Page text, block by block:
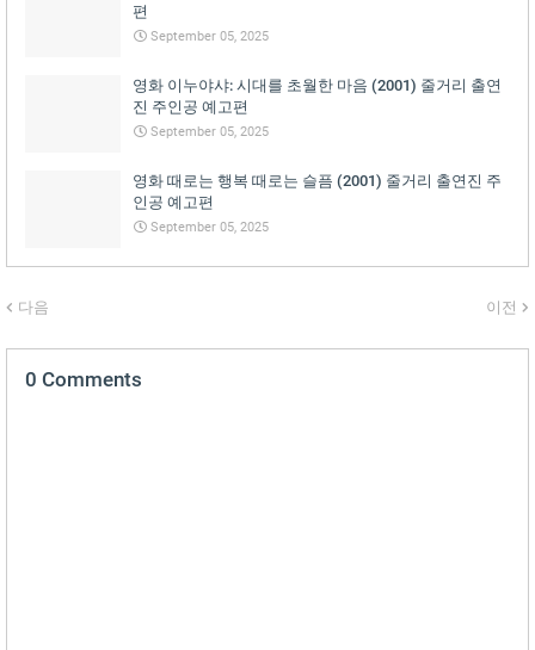
편
September 05, 2025
영화 이누야샤: 시대를 초월한 마음 (2001) 줄거리 출연
진 주인공 예고편
September 05, 2025
영화 때로는 행복 때로는 슬픔 (2001) 줄거리 출연진 주
인공 예고편
September 05, 2025
다음 이전
0 Comments